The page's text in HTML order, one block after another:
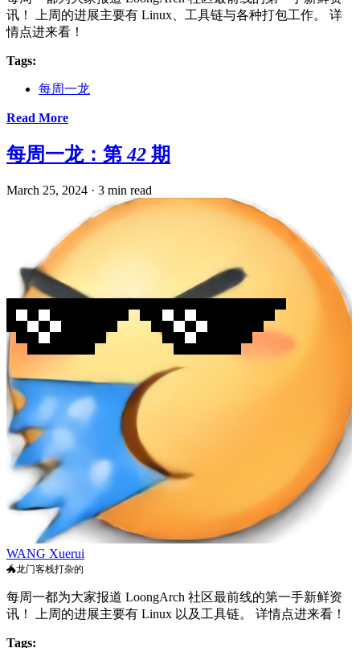
讯！ 上周的进展主要有 Linux、工具链与各种打包工作。 详
情点进来看！
Tags:
每周一龙
Read More
每周一龙：第 42 期
March 25, 2024 · 3 min read
WANG Xuerui
🐲龙门客栈打杂的
每周一都为大家报道 LoongArch 社区最前线的第一手新鲜资
讯！ 上周的进展主要有 Linux 以及工具链。 详情点进来看！
Tags: